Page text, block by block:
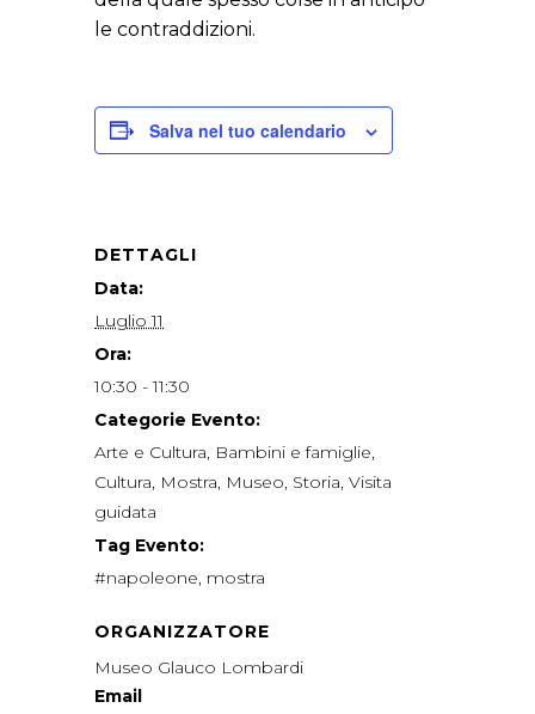
le contraddizioni.
Salva nel tuo calendario
DETTAGLI
Data:
Luglio 11
Ora:
10:30 - 11:30
Categorie Evento:
Arte e Cultura Bambini e famiglie
Cultura Mostra Museo Storia Visita
guidata
Tag Evento:
#napoleone mostra
ORGANIZZATORE
Museo Glauco Lombardi
Email